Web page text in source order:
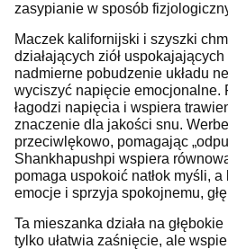
zasypianie w sposób
Maczek kalifornijski i szyszki
działających ziół
nadmierne pobudzenie układu
wyciszyć napięcie emocjonalne.
łagodzi napięcia i wspiera
znaczenie dla jakości snu.
przeciwlękowo, pomagając
Shankhapushpi wspiera
pomaga uspokoić natłok myśli,
emocje i sprzyja spokojnemu,
Ta mieszanka działa na
tylko ułatwia zaśnięcie, ale